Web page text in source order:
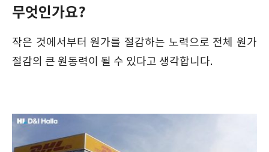
무엇인가요?
작은 것에서부터 원가를 절감하는 노력으로 전체 원가
절감의 큰 원동력이 될 수 있다고 생각합니다.